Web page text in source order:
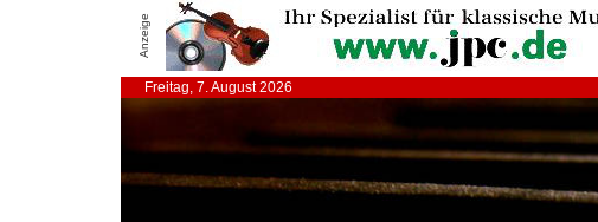
Anzeige
Freitag, 7. August 2026